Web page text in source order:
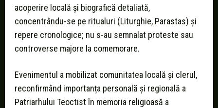
acoperire locală și biografică detaliată,
concentrându-se pe ritualuri (Liturghie, Parastas) și
repere cronologice; nu s-au semnalat proteste sau
controverse majore la comemorare.
Evenimentul a mobilizat comunitatea locală și clerul,
reconfirmând importanța personală și regională a
Patriarhului Teoctist în memoria religioasă a